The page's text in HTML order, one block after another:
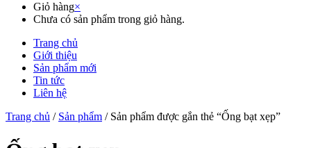
Giỏ hàng×
Chưa có sản phẩm trong giỏ hàng.
Trang chủ
Giới thiệu
Sản phẩm mới
Tin tức
Liên hệ
Trang chủ / Sản phẩm / Sản phẩm được gắn thẻ “Ống bạt xẹp”